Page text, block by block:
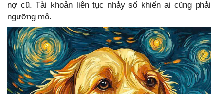
nợ cũ. Tài khoản liên tục nhảy số khiến ai cũng phải
ngưỡng mộ.